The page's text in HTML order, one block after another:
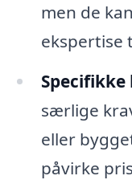
men de
ekspertise
Specifikke
særlige
eller
påvirke